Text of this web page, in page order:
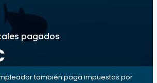
pagados
también paga impuestos por